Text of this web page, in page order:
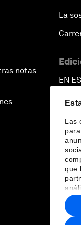
Las
que
notas
La
EN ▪ ES